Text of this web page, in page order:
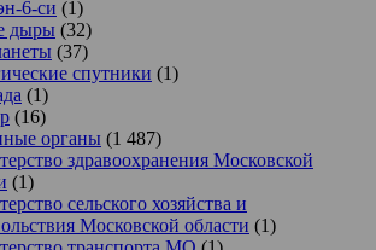
6-си (1)
дыры (32)
(37)
спутники (1)
(1)
(16)
органы (1 487)
здравоохранения Московской
(1)
сельского хозяйства и
Московской области (1)